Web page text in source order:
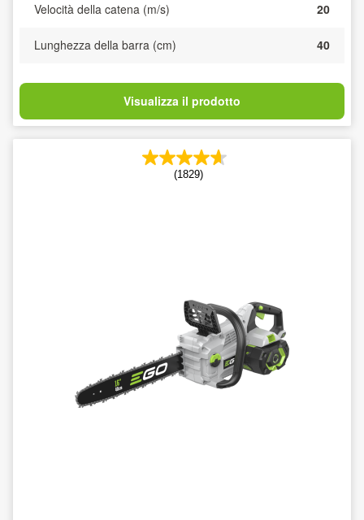
Velocità della catena (m/s) 20
Lunghezza della barra (cm) 40
Visualizza il prodotto
(1829)